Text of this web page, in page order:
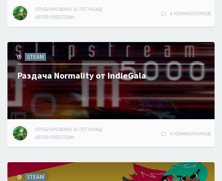
ОПУБЛИКОВАНО 10 ЛЕТНАЗАД
АВТОР:FREESTEAM
6 КОММЕНТАРИЕВ
STEAM
Раздача Normality от IndieGala
ОПУБЛИКОВАНО 10 ЛЕТНАЗАД
АВТОР:FREESTEAM
0 КОММЕНТАРИЕВ
STEAM